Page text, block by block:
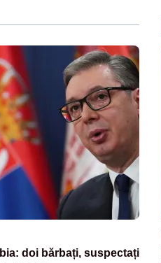
doi bărbați, suspectați